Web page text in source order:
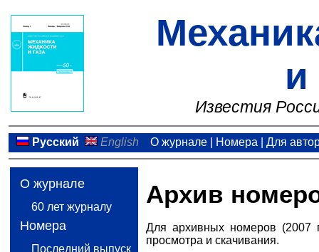
и
Известия
Русский English О журнале| Номера Для
О журнале
60 лет журналу
Номера
Последний выпуск
Архив
Для архивных номеров (2007
просмотра и скачивания.